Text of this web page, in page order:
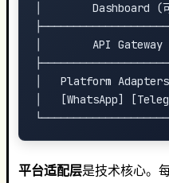
│        Dashboard (
│        API
│   Platform Adapters
│   [WhatsApp]
平台适配层是技术核心。